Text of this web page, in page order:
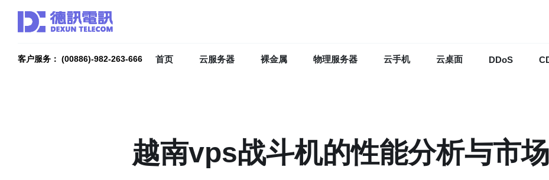
客户服务： (00886)-982-263-666 首页 云服务器 裸金属 物理服务器 云手机 云桌面 DDoS
越南vps战斗机的性能分析与市